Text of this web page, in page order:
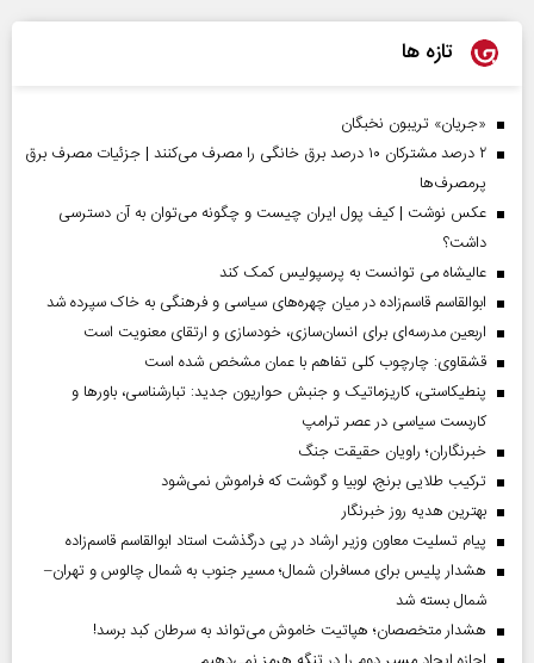
تازه ها
«جریان» تریبون نخبگان
۲ درصد مشترکان ۱۰ درصد برق خانگی را مصرف می‌کنند | جزئیات مصرف برق
پرمصرف‌ها
عکس نوشت | کیف پول ایران چیست و چگونه می‌توان به آن دسترسی
داشت؟
عالیشاه می توانست به پرسپولیس کمک کند
ابوالقاسم قاسم‌زاده در میان چهره‌های سیاسی و فرهنگی به خاک سپرده شد
اربعین مدرسه‌ای برای انسان‌سازی، خودسازی و ارتقای معنویت است
قشقاوی: چارچوب کلی تفاهم با عمان مشخص شده است
پنطیکاستی، کاریزماتیک و جنبش حواریون جدید: تبارشناسی، باور‌ها و
کاربست سیاسی در عصر ترامپ
خبرنگاران؛ راویان حقیقت جنگ
ترکیب طلایی برنج، لوبیا و گوشت که فراموش نمی‌شود
بهترین هدیه روز خبرنگار
پیام تسلیت معاون وزیر ارشاد در پی درگذشت استاد ابوالقاسم قاسم‌زاده
هشدار پلیس برای مسافران شمال؛ مسیر جنوب به شمال چالوس و تهران–
شمال بسته شد
هشدار متخصصان؛ هپاتیت خاموش می‌تواند به سرطان کبد برسد!